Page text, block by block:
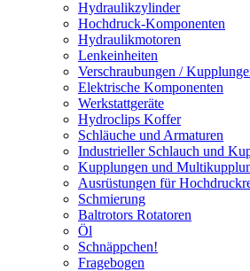
Hydraulikzylinder
Hochdruck-Komponenten
Hydraulikmotoren
Lenkeinheiten
Verschraubungen /
Elektrische Komponenten
Werkstattgeräte
Hydroclips Koffer
Schläuche und Armaturen
Industrieller Schlauch und
Kupplungen und
Ausrüstungen für
Schmierung
Baltrotors Rotatoren
Öl
Schnäppchen!
Fragebogen